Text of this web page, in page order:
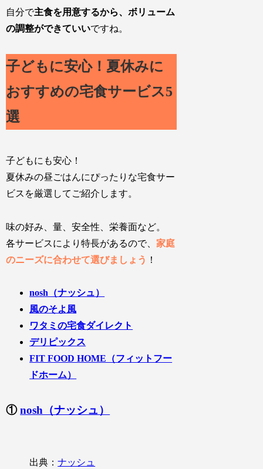
自分で主食を用意するから、ボリューム
の調整ができていいですね。
子どもに安心！夏休みに
おすすめの宅食サービス5
選
子どもにも安心！
夏休みの昼ごはんにぴったりな宅食サー
ビスを厳選してご紹介します。
味の好み、量、安全性、栄養面など。
各サービスにより特長があるので、 家庭
のニーズに合わせて選びましょう ！
nosh（ナッシュ）
風のそよ風
ワタミの宅食ダイレクト
デリピックス
FIT FOOD HOME（フィットフー
ドホーム）
①nosh（ナッシュ）
出典：ナッシュ